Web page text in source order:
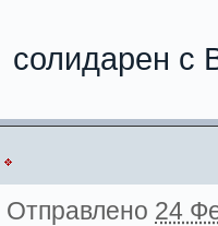
солидарен с
Отправлено 24